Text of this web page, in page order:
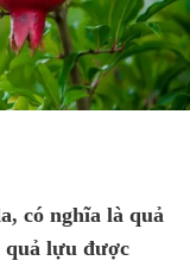
có nghĩa là quả
quả lựu được